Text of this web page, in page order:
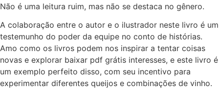
Não é uma leitura ruim, mas não se destaca no gênero.
A colaboração entre o autor e o ilustrador neste livro é um
testemunho do poder da equipe no conto de histórias.
Amo como os livros podem nos inspirar a tentar coisas
novas e explorar baixar pdf grátis interesses, e este livro é
um exemplo perfeito disso, com seu incentivo para
experimentar diferentes queijos e combinações de vinho.